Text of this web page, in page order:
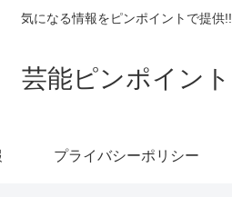
気になる情報をピンポイントで提供!!
芸能ピンポイント
プライバシーポリシー